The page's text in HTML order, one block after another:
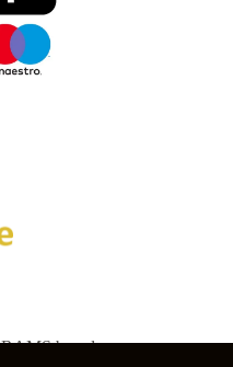
boards.